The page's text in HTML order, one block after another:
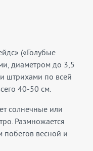
(«Голубые
диаметром до 3,5
штрихами по всей
40-50 см.
солнечные или
Размножается
побегов весной и